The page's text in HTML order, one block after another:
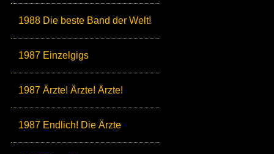
1988 Die beste Band der Welt!
1987 Einzelgigs
1987 Ärzte! Ärzte! Ärzte!
1987 Endlich! Die Ärzte